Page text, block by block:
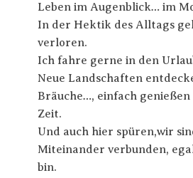
Leben im Augenblick… im
In der Hektik des Alltags
verloren.
Ich fahre gerne in den
Neue Landschaften
Bräuche…, einfach
Zeit.
Und auch hier spüren,wir
Miteinander verbunden,
bin.